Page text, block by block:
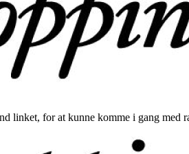
linket, for at kunne komme i gang med